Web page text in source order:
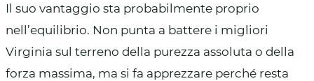
Il suo vantaggio sta probabilmente proprio
nell’equilibrio. Non punta a battere i migliori
Virginia sul terreno della purezza assoluta o della
forza massima, ma si fa apprezzare perché resta